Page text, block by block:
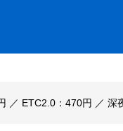
／ ETC2.0：470円 ／